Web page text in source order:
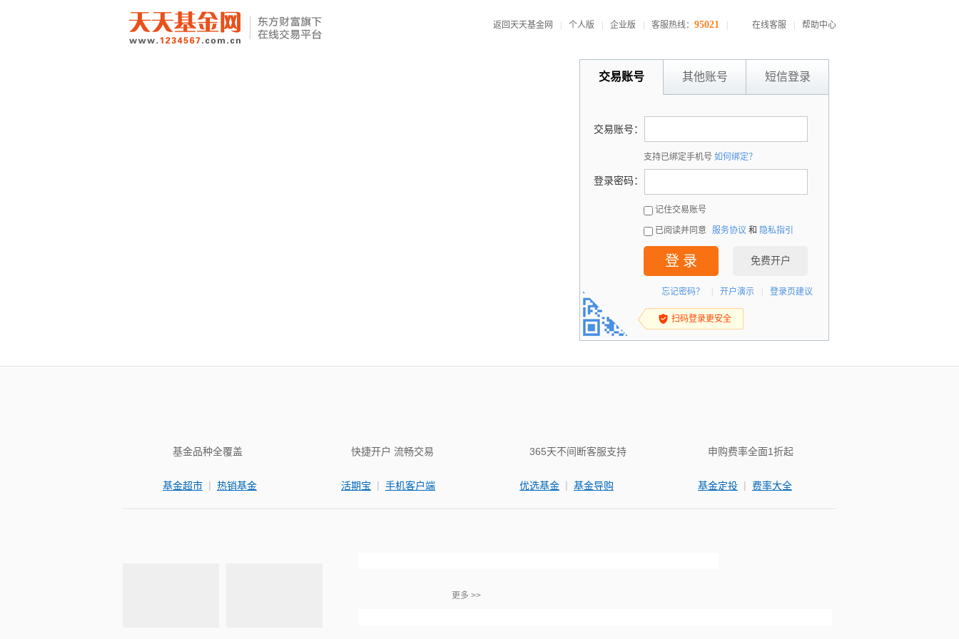
返回天天基金网 个人版 企业版 客服热线： 95021 在线客服 帮助中心
交易账号 其他账号 短信登录
交易账号：
支持已绑定手机号 如何绑定？
登录密码：
记住交易账号
已阅读并同意 服务协议 和 隐私指引
登 录 免费开户
忘记密码？ 开户演示 登录页建议
扫码登录更安全
基金品种全覆盖
基金超市 | 热销基金
快捷开户 流畅交易
活期宝 | 手机客户端
365天不间断客服支持
优选基金 | 基金导购
申购费率全面1折起
基金定投 | 费率大全
更多 >>